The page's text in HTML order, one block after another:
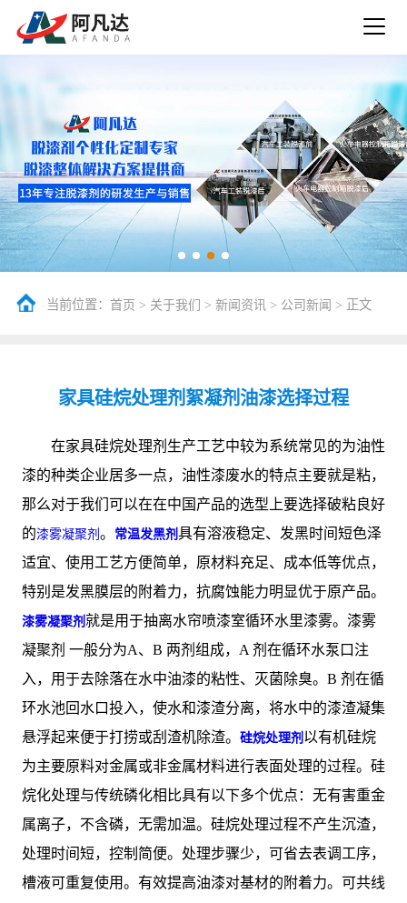
当前位置： 首页 > 关于我们 > 新闻资讯 > 公司新闻 > 正文
家具硅烷处理剂絮凝剂油漆选择过程
在家具硅烷处理剂生产工艺中较为系统常见的为油性
漆的种类企业居多一点，油性漆废水的特点主要就是粘，
那么对于我们可以在在中国产品的选型上要选择破粘良好
的漆雾凝聚剂 。 常温发黑剂 具有溶液稳定、发黑时间短色泽
适宜、使用工艺方便简单，原材料充足、成本低等优点，
特别是发黑膜层的附着力，抗腐蚀能力明显优于原产品。
漆雾凝聚剂 就是用于抽离水帘喷漆室循环水里漆雾。漆雾
凝聚剂 一般分为A、B 两剂组成，A 剂在循环水泵口注
入，用于去除落在水中油漆的粘性、灭菌除臭。B 剂在循
环水池回水口投入，使水和漆渣分离，将水中的漆渣凝集
悬浮起来便于打捞或刮渣机除渣。 硅烷处理剂 以有机硅烷
为主要原料对金属或非金属材料进行表面处理的过程。硅
烷化处理与传统磷化相比具有以下多个优点：无有害重金
属离子，不含磷，无需加温。硅烷处理过程不产生沉渣，
处理时间短，控制简便。处理步骤少，可省去表调工序，
槽液可重复使用。有效提高油漆对基材的附着力。可共线